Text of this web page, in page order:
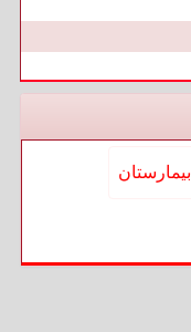
بیمارستان